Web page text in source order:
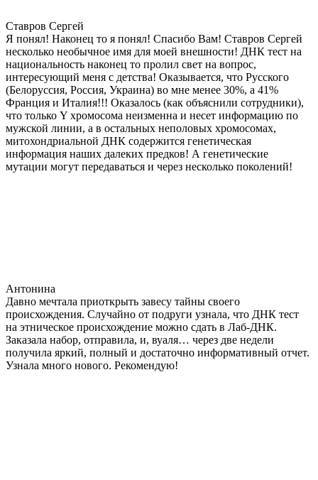
Ставров Сергей
Я понял! Наконец то я понял! Спасибо Вам! Ставров Сергей
несколько необычное имя для моей внешности! ДНК тест на
национальность наконец то пролил свет на вопрос,
интересующий меня с детства! Оказывается, что Русского
(Белоруссия, Россия, Украина) во мне менее 30%, а 41%
Франция и Италия!!! Оказалось (как объяснили сотрудники),
что только Y хромосома неизменна и несет информацию по
мужской линии, а в остальных неполовых хромосомах,
митохондриальной ДНК содержится генетическая
информация наших далеких предков! А генетические
мутации могут передаваться и через несколько поколений!
Антонина
Давно мечтала приоткрыть завесу тайны своего
происхождения. Случайно от подруги узнала, что ДНК тест
на этническое происхождение можно сдать в Лаб-ДНК.
Заказала набор, отправила, и, вуаля… через две недели
получила яркий, полный и достаточно информативный отчет.
Узнала много нового. Рекомендую!